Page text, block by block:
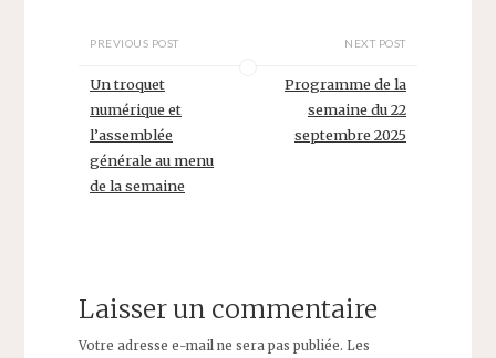
PREVIOUS POST
Un troquet
numérique et
l’assemblée
générale au menu
de la semaine
NEXT POST
Programme de la
semaine du 22
septembre 2025
Laisser un commentaire
Votre adresse e-mail ne sera pas publiée. Les